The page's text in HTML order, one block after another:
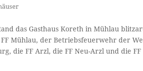
das Gasthaus Koreth in Mühlau
Mühlau, der Betriebsfeuerwehr der
die FF Arzl, die FF Neu-Arzl und die FF